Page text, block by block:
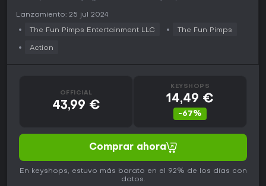
Lanzamiento: 25 jul 2024
The Fun Pimps Entertainment LLC The Fun Pimps
Action
OFFICIAL
43,99 €
KEYSHOPS
14,49 €
-67%
Comprar ahora
En keyshops, estuvo más barato en el 92% de los días con
datos.